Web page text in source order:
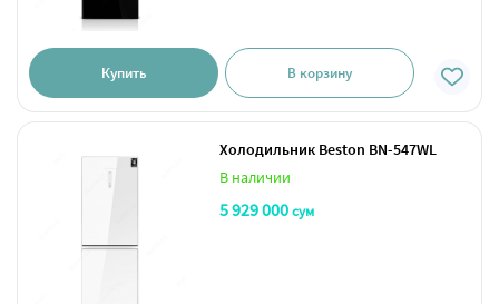
Купить В корзину
Холодильник Beston BN-547WL
В наличии
5 929 000сум